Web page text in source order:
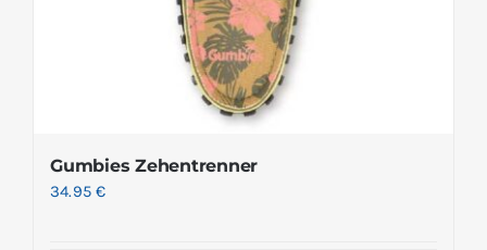
Gumbies Zehentrenner
34.95€